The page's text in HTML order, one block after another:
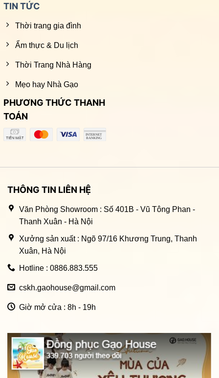
TIN TỨC
Thời trang gia đình
Ẩm thực & Du lịch
Thời Trang Nhà Hàng
Mẹo hay Nhà Gạo
PHƯƠNG THỨC THANH
TOÁN
THÔNG TIN LIÊN HỆ
Văn Phòng Showroom : Số 401B - Vũ Tông Phan -
Thanh Xuân - Hà Nội
Xưởng sản xuất : Ngõ 97/16 Khương Trung, Thanh
Xuân, Hà Nội
Hotline : 0886.883.555
cskh.gaohouse@gmail.com
Giờ mở cửa : 8h - 19h